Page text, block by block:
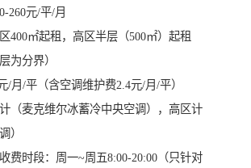
260元/平/月
400㎡起租，高区半层（500㎡）起租
为分界）
/月/平（含空调维护费2.4元/月/平）
（麦克维尔冰蓄冷中央空调），高区计
）
费时段：周一~周五8:00-20:00（只针对